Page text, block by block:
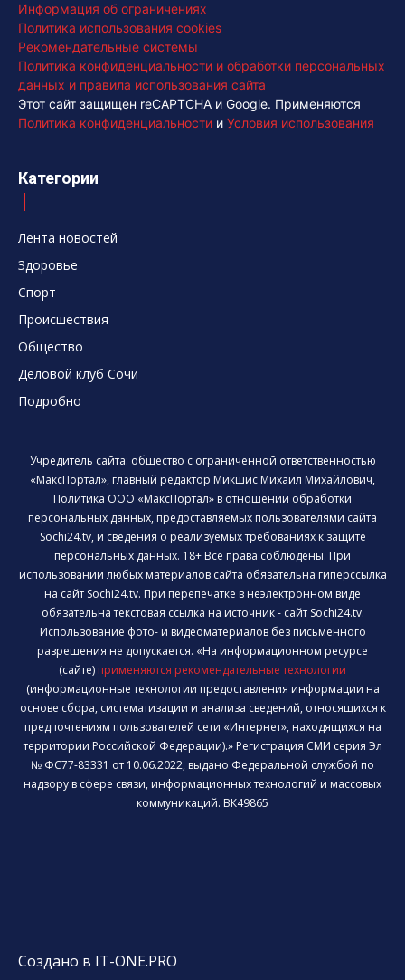
Информация об ограничениях
Политика использования cookies
Рекомендательные системы
Политика конфиденциальности и обработки персональных
данных и правила использования сайта
Этот сайт защищен reCAPTCHA и Google. Применяются
Политика конфиденциальности и Условия использования
Категории
Лента новостей
Здоровье
Спорт
Происшествия
Общество
Деловой клуб Сочи
Подробно
Учредитель сайта: общество с ограниченной ответственностью
«МаксПортал», главный редактор Микшис Михаил Михайлович,
Политика ООО «МаксПортал» в отношении обработки
персональных данных, предоставляемых пользователями сайта
Sochi24.tv, и сведения о реализуемых требованиях к защите
персональных данных. 18+ Все права соблюдены. При
использовании любых материалов сайта обязательна гиперссылка
на сайт Sochi24.tv. При перепечатке в неэлектронном виде
обязательна текстовая ссылка на источник - сайт Sochi24.tv.
Использование фото- и видеоматериалов без письменного
разрешения не допускается. «На информационном ресурсе
(сайте) применяются рекомендательные технологии
(информационные технологии предоставления информации на
основе сбора, систематизации и анализа сведений, относящихся к
предпочтениям пользователей сети «Интернет», находящихся на
территории Российской Федерации).» Регистрация СМИ серия Эл
№ ФС77-83331 от 10.06.2022, выдано Федеральной службой по
надзору в сфере связи, информационных технологий и массовых
коммуникаций. ВК49865
Создано в IT-ONE.PRO